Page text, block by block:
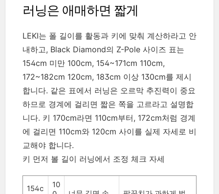
러닝은 애매하면 짧게
LEKI는 폴 길이를 활동과 키에 맞춰 계산하라고 안
내하고, Black Diamond의 Z-Pole 사이즈 표는
154cm 미만 100cm, 154~171cm 110cm,
172~182cm 120cm, 183cm 이상 130cm를 제시
합니다. 같은 표에서 러닝은 오르막 추진력이 중요
하므로 경계에 걸리면 짧은 쪽을 고르라고 설명합
니다. 키 170cm라면 110cm부터, 172cm처럼 경계
에 걸리면 110cm와 120cm 사이를 실제 자세로 비
교해야 합니다.
키 먼저 볼 길이 러닝에서 조정 체크 자세
154c
10